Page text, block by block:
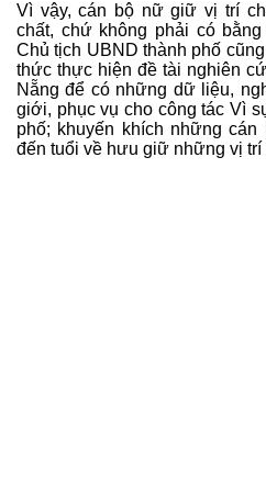
Vì vậy, cán bộ nữ giữ vị trí
chất, chứ không phải có
Chủ tịch UBND thành phố
thức thực hiện đề tài nghiên
Nẵng để có những dữ liệu,
giới, phục vụ cho công tác Vì
phố; khuyến khích những
đến tuổi về hưu giữ những vị